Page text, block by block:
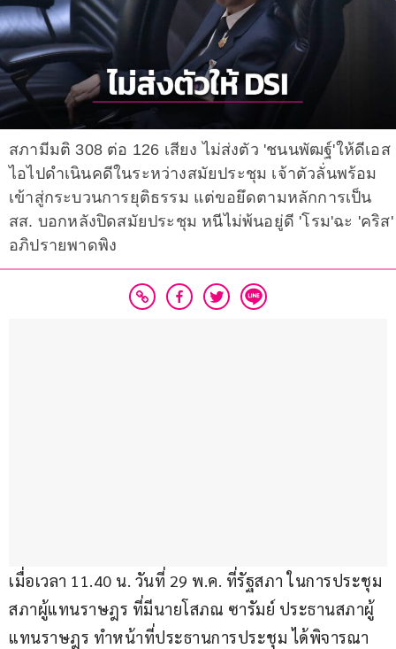
สภามีมติ 308 ต่อ 126 เสียง ไม่ส่งตัว 'ชนนพัฒฐ์'ให้ดีเอส
ไอไปดำเนินคดีในระหว่างสมัยประชุม เจ้าตัวลั่นพร้อม
เข้าสู่กระบวนการยุติธรรม แต่ขอยึดตามหลักการเป็น
สส. บอกหลังปิดสมัยประชุม หนีไม่พ้นอยู่ดี 'โรม'ฉะ 'คริส'
อภิปรายพาดพิง
เมื่อเวลา 11.40 น. วันที่ 29 พ.ค. ที่รัฐสภา ในการประชุม
สภาผู้แทนราษฎร ที่มีนายโสภณ ซารัมย์ ประธานสภาผู้
แทนราษฎร ทำหน้าที่ประธานการประชุม ได้พิจารณา